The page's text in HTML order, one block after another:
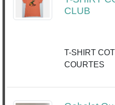
CLUB
T-SHIRT
COURTES